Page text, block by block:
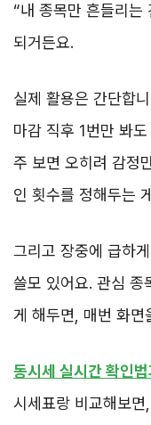
“내 종목만 흔들리는
되거든요.
실제 활용은 간단합
마감 직후 1번만 봐
주 보면 오히려 감정
인 횟수를 정해두는
그리고 장중에 급하
쓸모 있어요. 관심 종
게 해두면, 매번 화면
동시세 실시간 확인
시세표랑 비교해보면